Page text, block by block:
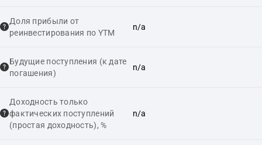
Доля прибыли от
реинвестирования по YTM
n/a
Будущие поступления (к дате
погашения)
n/a
Доходность только
фактических поступлений
(простая доходность), %
n/a